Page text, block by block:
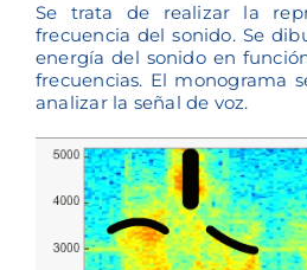
Se trata de realizar la
frecuencia del sonido. Se
energía del sonido en
frecuencias. El monograma
analizar la señal de voz.